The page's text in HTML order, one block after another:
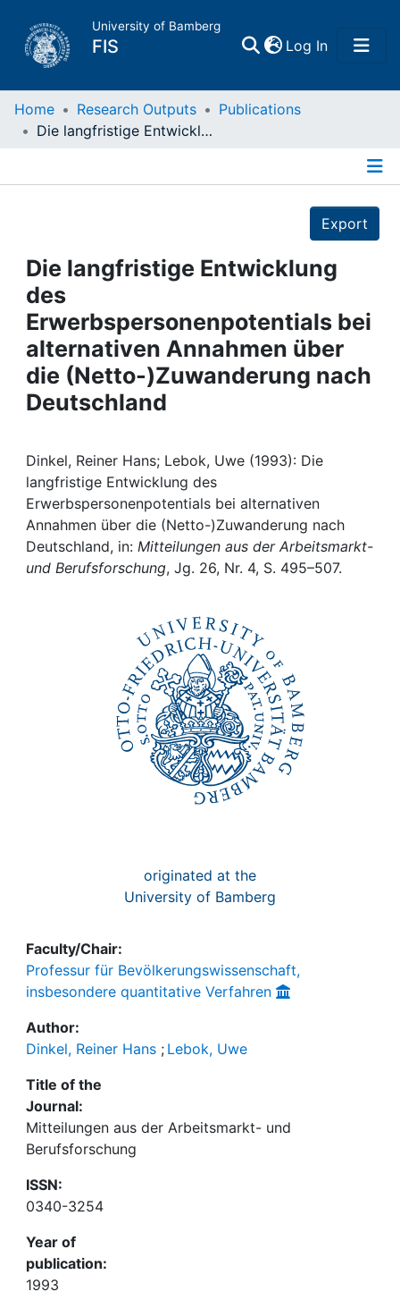
University of Bamberg
FIS Log In(current)
Home
Projects
People
Institutions
Awards
Help
Home Research Outputs
Publications
Die langfristige Entwicklung des Erwerbspersonenpotentials bei alternativen Annahmen über die (Netto-)Zuwanderung nach Deutschland
Export
Die langfristige Entwicklung
des
Erwerbspersonenpotentials bei
alternativen Annahmen über
die (Netto-)Zuwanderung nach
Deutschland
Dinkel, Reiner Hans; Lebok, Uwe (1993): Die
langfristige Entwicklung des
Erwerbspersonenpotentials bei alternativen
Annahmen über die (Netto-)Zuwanderung nach
Deutschland, in: Mitteilungen aus der Arbeitsmarkt-
und Berufsforschung, Jg. 26, Nr. 4, S. 495–507.
originated at the
University of Bamberg
Faculty/Chair:
Professur für Bevölkerungswissenschaft,
insbesondere quantitative Verfahren
Author:
Dinkel, Reiner Hans ; Lebok, Uwe
Title of the
Journal:
Mitteilungen aus der Arbeitsmarkt- und
Berufsforschung
ISSN:
0340-3254
Year of
publication:
1993